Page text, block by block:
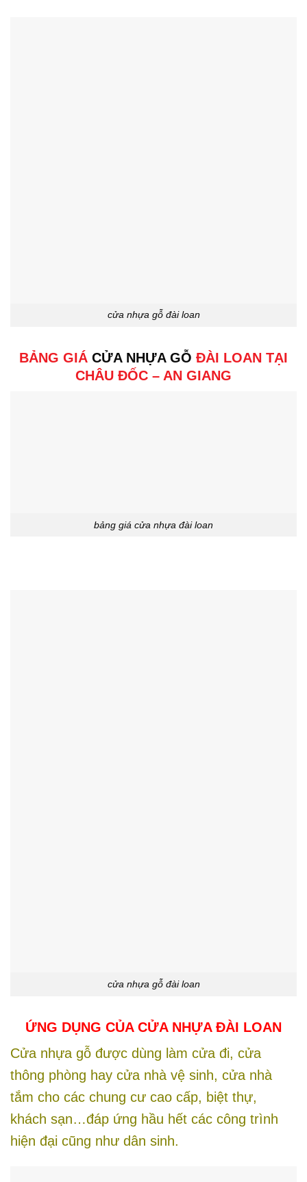
cửa nhựa gỗ đài loan
BẢNG GIÁ CỬA NHỰA GỖ ĐÀI LOAN TẠI
CHÂU ĐỐC – AN GIANG
bảng giá cửa nhựa đài loan
cửa nhựa gỗ đài loan
ỨNG DỤNG CỦA CỬA NHỰA ĐÀI LOAN
Cửa nhựa gỗ được dùng làm cửa đi, cửa
thông phòng hay cửa nhà vệ sinh, cửa nhà
tắm cho các chung cư cao cấp, biệt thự,
khách sạn…đáp ứng hầu hết các công trình
hiện đại cũng như dân sinh.